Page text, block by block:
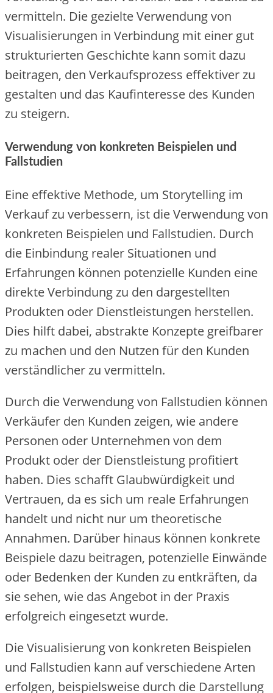
vermitteln. Die gezielte Verwendung von
Visualisierungen in Verbindung mit einer gut
strukturierten Geschichte kann somit dazu
beitragen, den Verkaufsprozess effektiver zu
gestalten und das Kaufinteresse des Kunden
zu steigern.
Verwendung von konkreten Beispielen und
Fallstudien
Eine effektive Methode, um Storytelling im
Verkauf zu verbessern, ist die Verwendung von
konkreten Beispielen und Fallstudien. Durch
die Einbindung realer Situationen und
Erfahrungen können potenzielle Kunden eine
direkte Verbindung zu den dargestellten
Produkten oder Dienstleistungen herstellen.
Dies hilft dabei, abstrakte Konzepte greifbarer
zu machen und den Nutzen für den Kunden
verständlicher zu vermitteln.
Durch die Verwendung von Fallstudien können
Verkäufer den Kunden zeigen, wie andere
Personen oder Unternehmen von dem
Produkt oder der Dienstleistung profitiert
haben. Dies schafft Glaubwürdigkeit und
Vertrauen, da es sich um reale Erfahrungen
handelt und nicht nur um theoretische
Annahmen. Darüber hinaus können konkrete
Beispiele dazu beitragen, potenzielle Einwände
oder Bedenken der Kunden zu entkräften, da
sie sehen, wie das Angebot in der Praxis
erfolgreich eingesetzt wurde.
Die Visualisierung von konkreten Beispielen
und Fallstudien kann auf verschiedene Arten
erfolgen, beispielsweise durch die Darstellung